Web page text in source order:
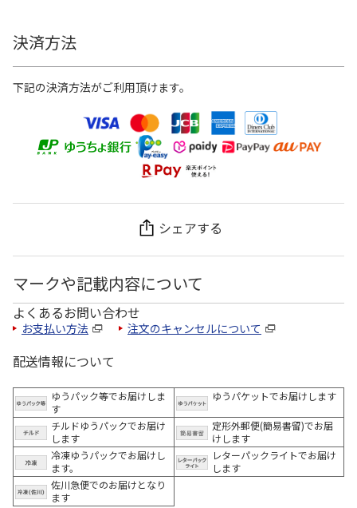
決済方法
下記の決済方法がご利用頂けます。
シェアする
マークや記載内容について
よくあるお問い合わせ
お支払い方法 注文のキャンセルについて
配送情報について
ゆうパック等でお届けしま
す
ゆうパケットでお届けします
チルドゆうパックでお届け
します
定形外郵便(簡易書留)でお届
けします
冷凍ゆうパックでお届けし
ます。
レターパックライトでお届け
します
佐川急便でのお届けとなり
ます